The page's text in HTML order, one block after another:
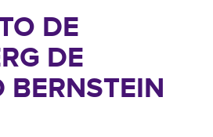
DE
DE
BERNSTEIN